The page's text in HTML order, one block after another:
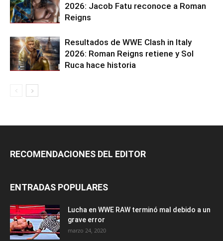
2026: Jacob Fatu reconoce a Roman
Reigns
Resultados de WWE Clash in Italy
2026: Roman Reigns retiene y Sol
Ruca hace historia
RECOMENDACIONES DEL EDITOR
ENTRADAS POPULARES
Lucha en WWE RAW terminó mal debido a un
grave error
marzo 24, 2020